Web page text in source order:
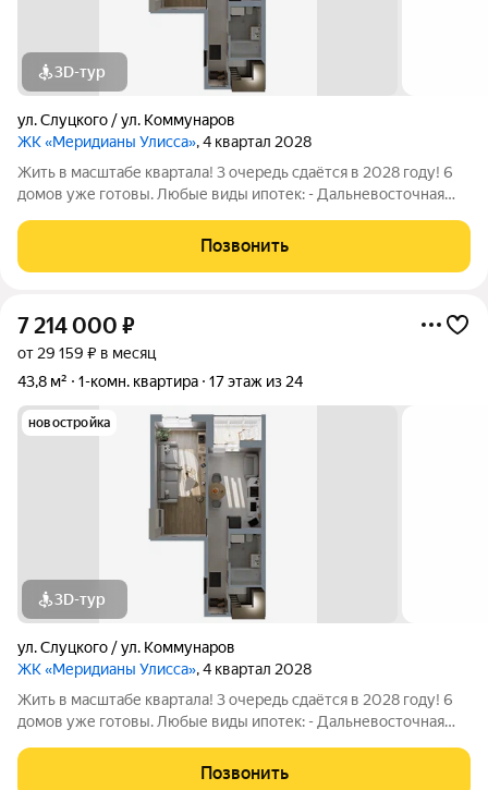
3D-тур
ул. Слуцкого / ул. Коммунаров
ЖК «Меридианы Улисса», 4 квартал 2028
Жить в масштабе квартала! 3 очередь сдаётся в 2028 году! 6
домов уже готовы. Любые виды ипотек: - Дальневосточная
образовательных и медицинских учреждений, участники СВО,
многодетные семьи) до 9
Позвонить
7 214 000 ₽
от 29 159 ₽ в месяц
43,8 м²
1-комн. квартира 17 этаж из 24
новостройка
3D-тур
ул. Слуцкого / ул. Коммунаров
ЖК «Меридианы Улисса», 4 квартал 2028
Жить в масштабе квартала! 3 очередь сдаётся в 2028 году! 6
домов уже готовы. Любые виды ипотек: - Дальневосточная
образовательных и медицинских учреждений, участники СВО,
Позвонить